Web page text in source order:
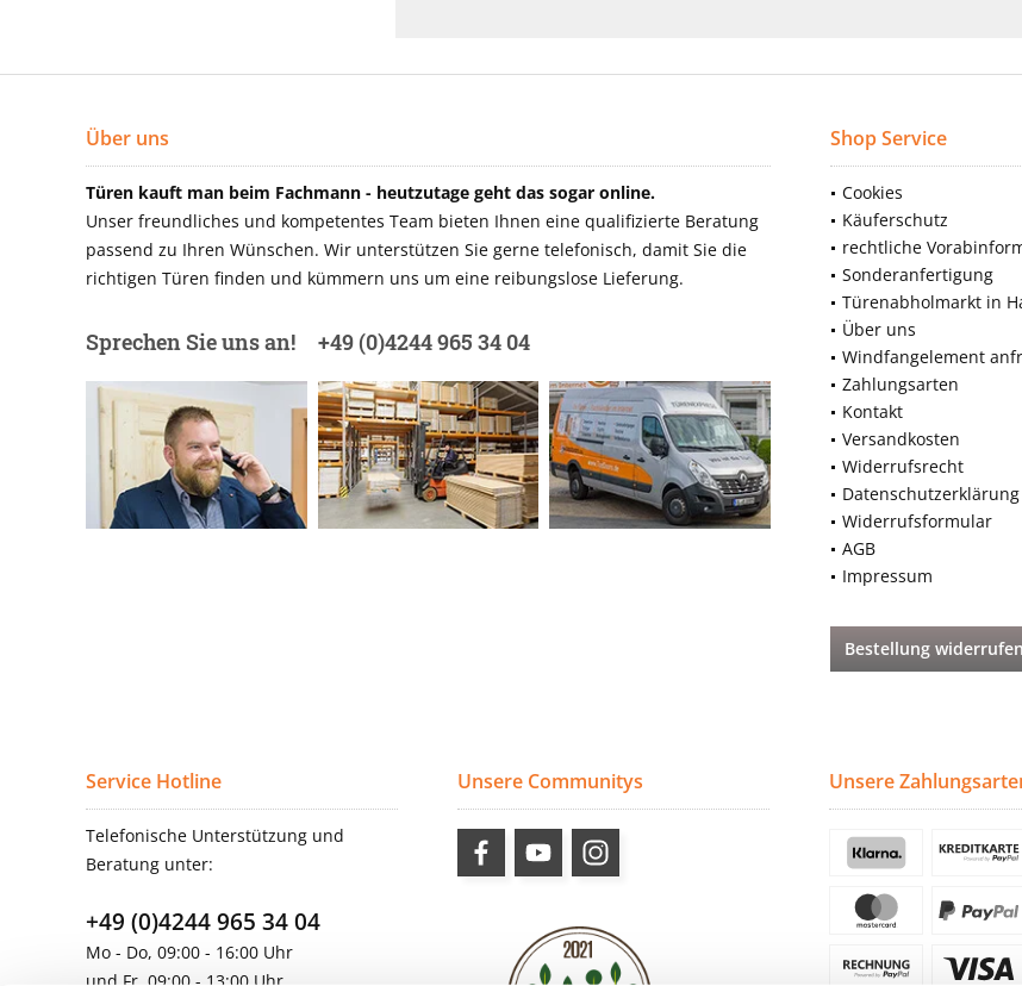
Über uns
Türen kauft man beim Fachmann - heutzutage geht das sogar online.
Unser freundliches und kompetentes Team bieten Ihnen eine qualifizierte Beratung
passend zu Ihren Wünschen. Wir unterstützen Sie gerne telefonisch, damit Sie die
richtigen Türen finden und kümmern uns um eine reibungslose Lieferung.
Sprechen Sie uns an! +49 (0)4244 965 34 04
Shop Service
Cookies
Käuferschutz
rechtliche
Sonderanfertigung
Türenabholmarkt in
Über uns
Windfangelement
Zahlungsarten
Kontakt
Versandkosten
Widerrufsrecht
Datenschutzerklärung
Widerrufsformular
AGB
Impressum
Bestellung
Service Hotline
Telefonische Unterstützung und
Beratung unter:
+49 (0)4244 965 34 04
Mo - Do, 09:00 - 16:00 Uhr
und Fr, 09:00 - 13:00 Uhr
Unsere Communitys Unsere